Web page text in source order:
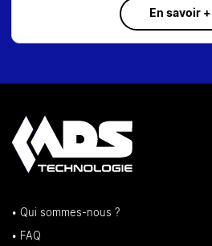
En savoir +
• Qui sommes-nous ?
• FAQ